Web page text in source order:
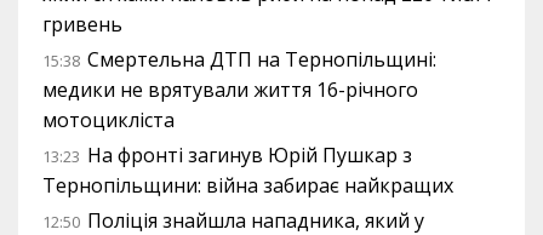
гривень
15:38 Смертельна ДТП на Тернопільщині:
медики не врятували життя 16-річного
мотоцикліста
13:23 На фронті загинув Юрій Пушкар з
Тернопільщини: війна забирає найкращих
12:50 Поліція знайшла нападника, який у